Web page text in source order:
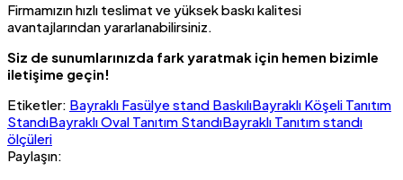
Firmamızın hızlı teslimat ve yüksek baskı kalitesi
avantajlarından yararlanabilirsiniz.
Siz de sunumlarınızda fark yaratmak için hemen bizimle
iletişime geçin!
Etiketler: Bayraklı Fasülye stand BaskılıBayraklı Köşeli Tanıtım
StandıBayraklı Oval Tanıtım StandıBayraklı Tanıtım standı
ölçüleri
Paylaşın: